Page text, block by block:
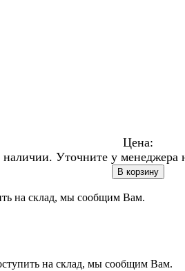
Цена:
Уточните у менеджера
В корзину
на склад, мы сообщим Вам.
на склад, мы сообщим Вам.